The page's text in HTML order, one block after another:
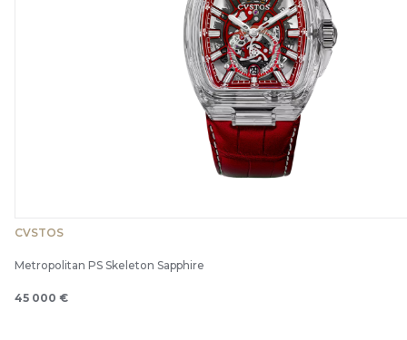
CVSTOS
Metropolitan PS Skeleton Sapphire
45 000 €